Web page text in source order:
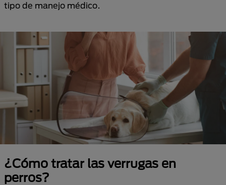
tipo de manejo médico.
¿Cómo tratar las verrugas en
perros?